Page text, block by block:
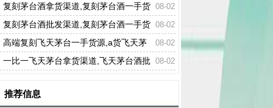
一手货源厂家批发 08-02
复刻茅台酒拿货渠道,复刻茅台酒一手货
源 08-02
复刻茅台酒批发渠道,复刻茅台酒一手货
源厂家 08-02
高端复刻飞天茅台一手货源,a货飞天茅
台批发厂家微信 08-02
一比一飞天茅台拿货渠道,飞天茅台酒批
荐信息